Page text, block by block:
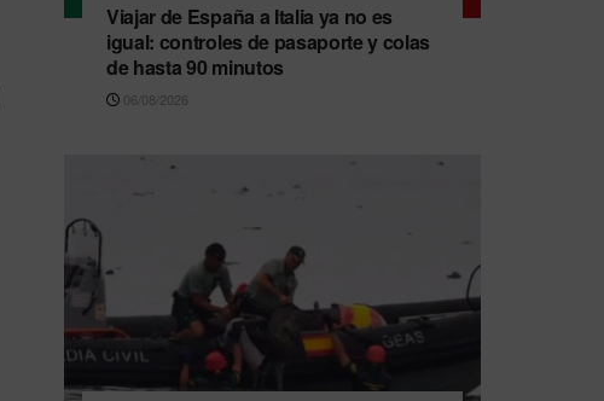
Viajar de España a Italia ya no es
igual: controles de pasaporte y colas
de hasta 90 minutos
06/08/2026